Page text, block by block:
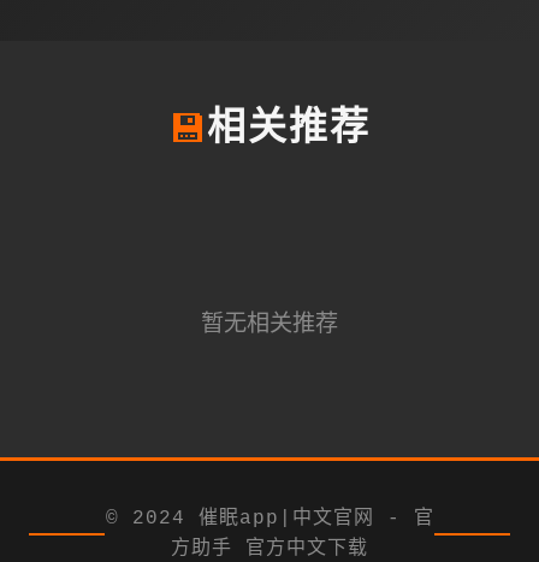
💾相关推荐
暂无相关推荐
© 2024 催眠app|中文官网 - 官
方助手 官方中文下载